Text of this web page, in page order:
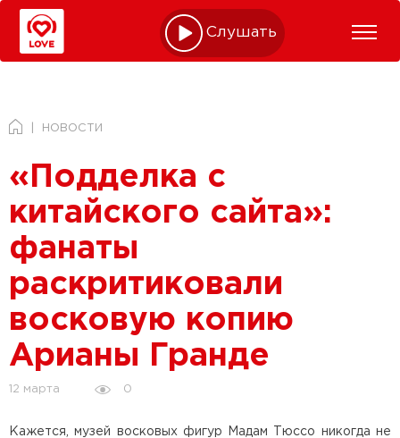
Слушать online
НОВОСТИ
«Подделка с
китайского сайта»:
фанаты
раскритиковали
восковую копию
Арианы Гранде
12 марта 0
Кажется, музей восковых фигур Мадам Тюссо никогда не